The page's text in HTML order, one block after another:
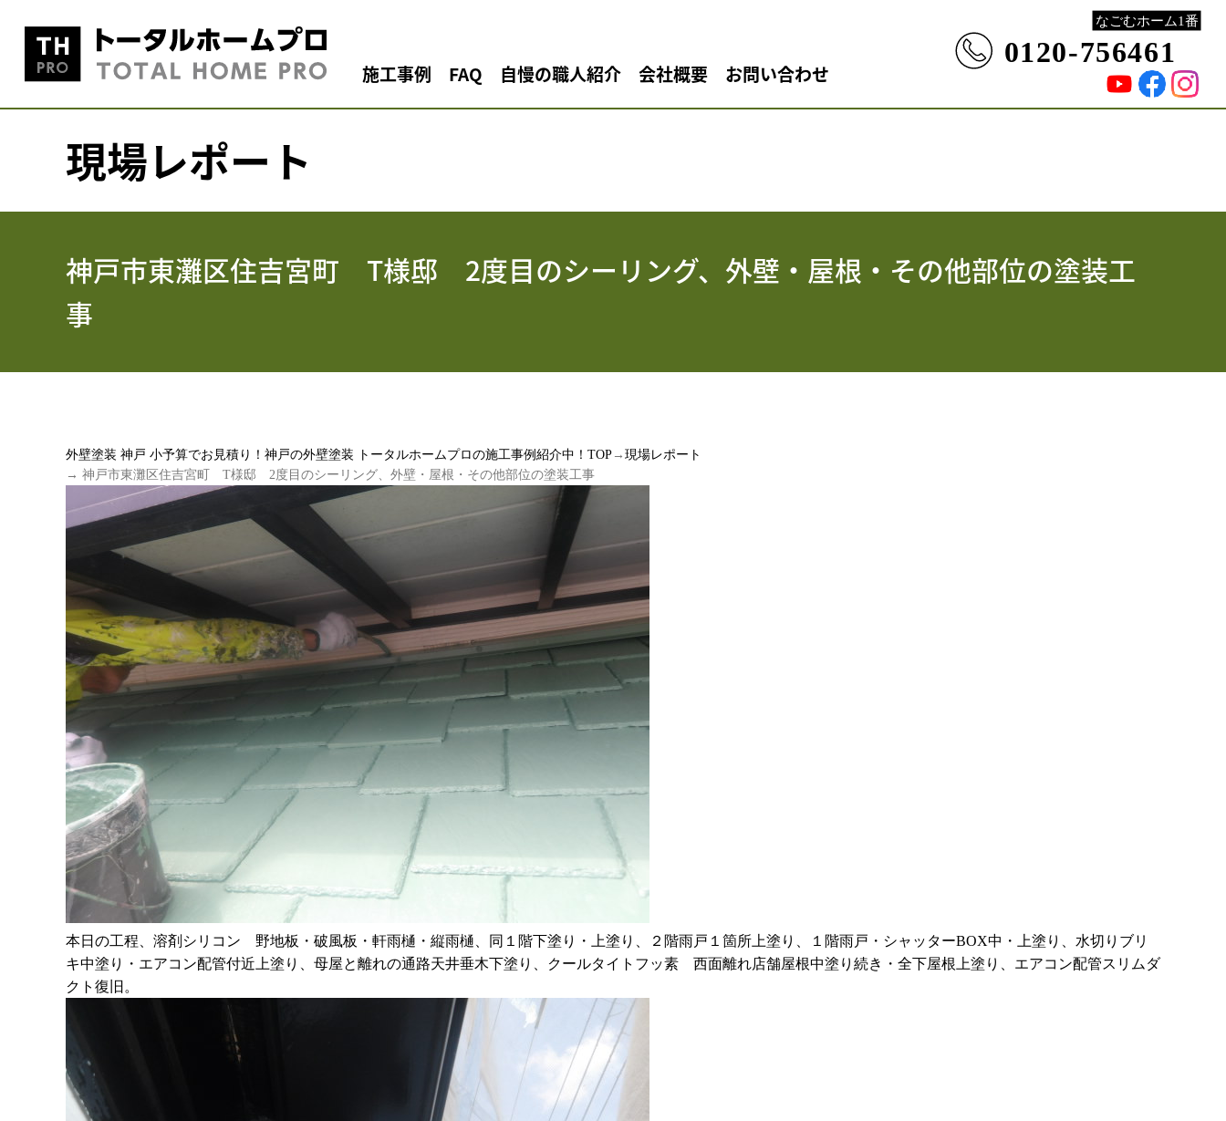
施工事例 FAQ 自慢の職人紹介 会社概要 お問い合わせ
現場レポート
神戸市東灘区住吉宮町 T様邸 2度目のシーリング、外壁・屋根・その他部位の塗装工
事
外壁塗装 神戸 小予算でお見積り！神戸の外壁塗装 トータルホームプロの施工事例紹介中！TOP → 現場レポート
→ 神戸市東灘区住吉宮町 T様邸 2度目のシーリング、外壁・屋根・その他部位の塗装工事
本日の工程、溶剤シリコン 野地板・破風板・軒雨樋・縦雨樋、同１階下塗り・上塗り、２階雨戸１箇所上塗り、１階雨戸・シャッターBOX中・上塗り、水切りブリ
キ中塗り・エアコン配管付近上塗り、母屋と離れの通路天井垂木下塗り、クールタイトフッ素 西面離れ店舗屋根中塗り続き・全下屋根上塗り、エアコン配管スリムダ
クト復旧。